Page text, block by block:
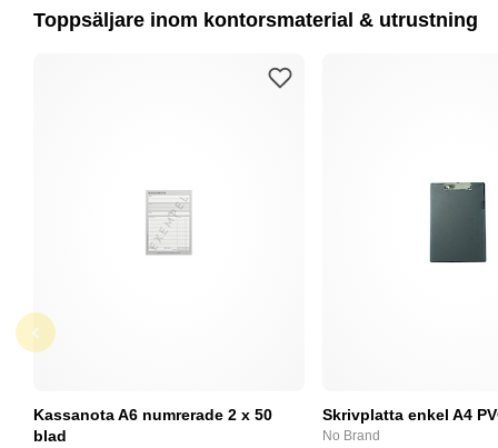
Toppsäljare inom kontorsmaterial & utrustning
Kassanota A6 numrerade 2 x 50
blad
Skrivplatta enkel A4
No Brand